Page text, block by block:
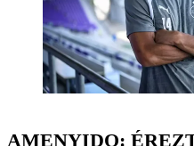
AMENYIDO: